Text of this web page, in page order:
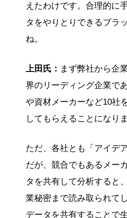
えたわけです。合理的に
タをやりとりできるプラ
ね。
上田氏： まず弊社から企
界のリーディング企業で
や資材メーカーなど10社
してもらえることになりま
ただ、各社とも「アイデ
だが、競合でもあるメー
タを共有して分析すると
業秘密まで読み取られて
データを共有することで